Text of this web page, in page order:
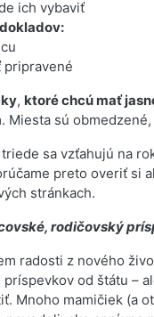
ich vybaviť
pripravené
, ktoré chcú mať
Miesta sú
sa vzťahujú na
preto overiť si
stránkach.
rodičovský
radosti z nového
od štátu –
Mnoho mamičiek (a